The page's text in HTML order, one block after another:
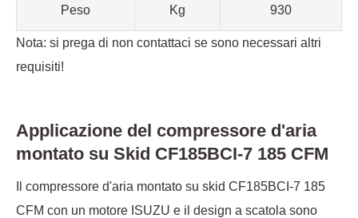
Peso Kg 930
Nota: si prega di non contattaci se sono necessari altri
requisiti!
Applicazione del compressore d'aria
montato su Skid CF185BCI-7 185 CFM
Il compressore d'aria montato su skid CF185BCI-7 185
CFM con un motore ISUZU e il design a scatola sono